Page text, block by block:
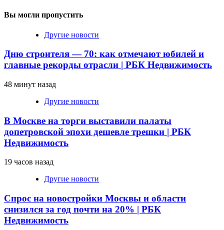
Вы могли пропустить
Другие новости
Дню строителя — 70: как отмечают юбилей и
главные рекорды отрасли | РБК Недвижимость
48 минут назад
Другие новости
В Москве на торги выставили палаты
допетровской эпохи дешевле трешки | РБК
Недвижимость
19 часов назад
Другие новости
Спрос на новостройки Москвы и области
снизился за год почти на 20% | РБК
Недвижимость